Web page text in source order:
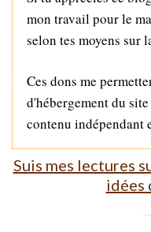
mon travail pour le
selon tes moyens sur
Ces dons me
d'hébergement du
contenu indépendant
Suis mes lectures
idées